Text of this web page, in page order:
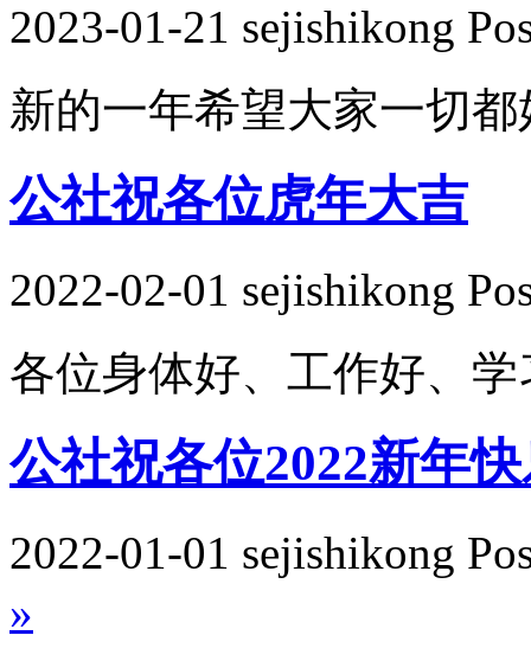
2023-01-21 sejishikong
新的一年希望大家一切
公社祝各位虎年大吉
2022-02-01 sejishikong
各位身体好、工作好、
公社祝各位2022新年
2022-01-01 sejishikong
»